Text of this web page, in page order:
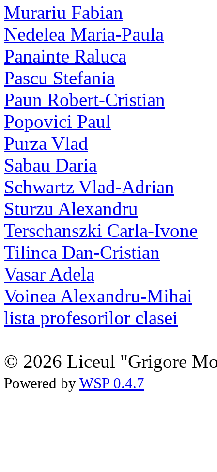
Murariu Fabian
Nedelea Maria-Paula
Panainte Raluca
Pascu Stefania
Paun Robert-Cristian
Popovici Paul
Purza Vlad
Sabau Daria
Schwartz Vlad-Adrian
Sturzu Alexandru
Terschanszki Carla-Ivone
Tilinca Dan-Cristian
Vasar Adela
Voinea Alexandru-Mihai
lista profesorilor clasei
© 2026 Liceul "Grigore
Powered by WSP 0.4.7